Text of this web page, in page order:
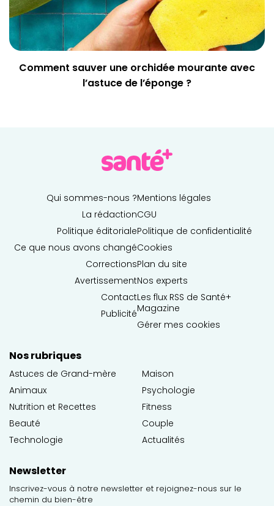
Comment sauver une orchidée mourante avec
l’astuce de l’éponge ?
Qui sommes-nous ?
La rédaction
Politique éditoriale
Ce que nous avons changé
Corrections
Avertissement
Contact
Publicité
Mentions légales
CGU
Politique de confidentialité
Cookies
Plan du site
Nos experts
Les flux RSS de Santé+
Magazine
Gérer mes cookies
Nos rubriques
Astuces de Grand-mère
Animaux
Nutrition et Recettes
Beauté
Technologie
Maison
Psychologie
Fitness
Couple
Actualités
Newsletter
Inscrivez-vous à notre newsletter et rejoignez-nous sur le
chemin du bien-être